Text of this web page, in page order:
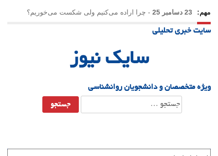
مهم: 23 دسامبر 25 - چرا اراده می‌کنیم ولی شکست می‌خوریم؟
21 دسامبر 25
سایت خبری تحلیلی
سایک نیوز
ویژه متخصصان و دانشجویان روانشناسی
جستجو
برای: